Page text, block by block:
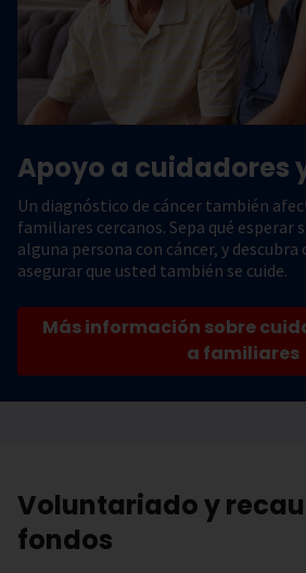
Apoyo a cuidadores
Un diagnóstico de cáncer también
familiares cercanos. Sepa qué esperar
alguna persona con cáncer, y descubra
asegurar que usted también se cuide.
Más información sobre
a familiares
Voluntariado y
fondos